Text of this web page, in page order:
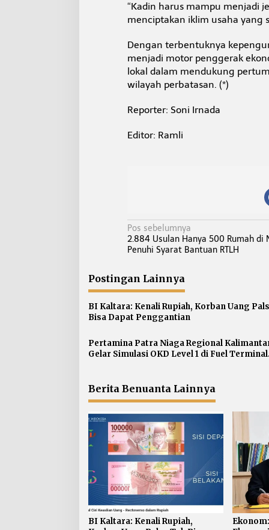
“Kadin harus mampu menjadi
menciptakan iklim usaha yang
Dengan terbentuknya
menjadi motor penggerak
lokal dalam mendukung
wilayah perbatasan. (*)
Reporter: Soni Irnada
Editor: Ramli
N
a
i
g
a
s
p
o
Pos sebelumnya
2.884 Usulan Hanya 500 Rumah di
Penuhi Syarat Bantuan RTLH
Postingan Lainnya
BI Kaltara: Kenali Rupiah, Korban Uang
Bisa Dapat Penggantian
Pertamina Patra Niaga Regional
Gelar Simulasi OKD Level 1 di Fuel Terminal
Berita Benuanta Lainnya
BI Kaltara: Kenali Rupiah,